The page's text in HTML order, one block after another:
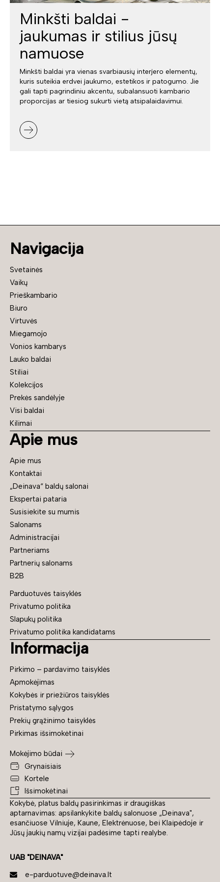
Minkšti baldai -
jaukumas ir stilius jūsų
namuose
Minkšti baldai yra vienas svarbiausių interjero elementų,
kuris suteikia erdvei jaukumo, estetikos ir patogumo. Jie
gali tapti pagrindiniu akcentu, subalansuoti kambario
proporcijas ar tiesiog sukurti vietą atsipalaidavimui.
Kokybė, platus baldų pasirinkimas ir draugiškas
aptarnavimas: apsilankykite baldų salonuose „Deinava",
esančiuose Vilniuje, Kaune, Elektrėnuose, bei Klaipėdoje ir
Jūsų jaukių namų vizijai padėsime tapti realybe.
UAB "DEINAVA"
e-parduotuve@deinava.lt
Navigacija
Svetainės
Vaikų
Prieškambario
Biuro
Virtuvės
Miegamojo
Vonios kambarys
Lauko baldai
Stiliai
Kolekcijos
Prekės sandėlyje
Visi baldai
Kilimai
Apie mus
Apie mus
Kontaktai
„Deinava“ baldų salonai
Ekspertai pataria
Susisiekite su mumis
Salonams
Administracijai
Partneriams
Partnerių salonams
B2B
Parduotuvės taisyklės
Privatumo politika
Slapukų politika
Privatumo politika kandidatams
Informacija
Pirkimo – pardavimo taisyklės
Apmokėjimas
Kokybės ir priežiūros taisyklės
Pristatymo sąlygos
Prekių grąžinimo taisyklės
Pirkimas išsimokėtinai
Mokėjimo būdai
Grynaisiais
Kortele
Išsimokėtinai